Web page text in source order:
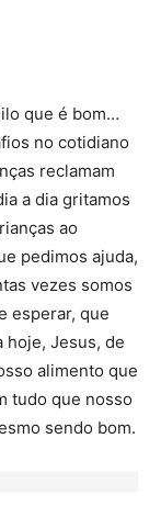
que é bom…
no cotidiano
reclamam
a dia gritamos
ao
pedimos ajuda,
vezes somos
esperar, que
hoje, Jesus, de
alimento que
tudo que nosso
sendo bom.